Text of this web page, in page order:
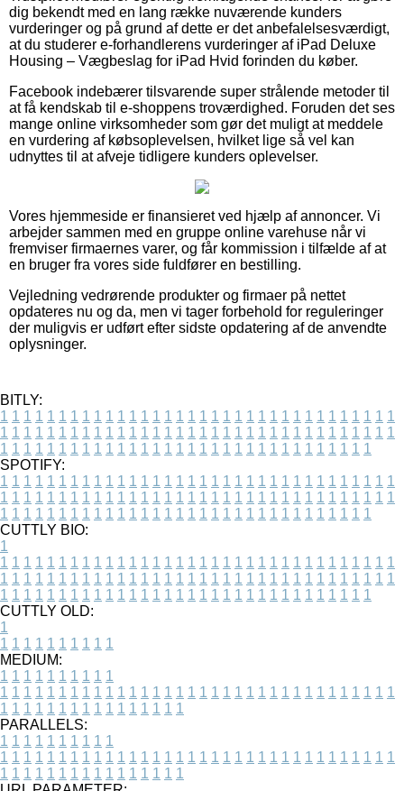
dig bekendt med en lang række nuværende kunders
vurderinger og på grund af dette er det anbefalelsesværdigt,
at du studerer e-forhandlerens vurderinger af iPad Deluxe
Housing – Vægbeslag for iPad Hvid forinden du køber.
Facebook indebærer tilsvarende super strålende metoder til
at få kendskab til e-shoppens troværdighed. Foruden det ses
mange online virksomheder som gør det muligt at meddele
en vurdering af købsoplevelsen, hvilket lige så vel kan
udnyttes til at afveje tidligere kunders oplevelser.
Vores hjemmeside er finansieret ved hjælp af annoncer. Vi
arbejder sammen med en gruppe online varehuse når vi
fremviser firmaernes varer, og får kommission i tilfælde af at
en bruger fra vores side fuldfører en bestilling.
Vejledning vedrørende produkter og firmaer på nettet
opdateres nu og da, men vi tager forbehold for reguleringer
der muligvis er udført efter sidste opdatering af de anvendte
oplysninger.
BITLY:
1 1 1 1 1 1 1 1 1 1 1 1 1 1 1 1 1 1 1 1 1 1 1 1 1 1 1 1 1 1 1 1 1 1
1 1 1 1 1 1 1 1 1 1 1 1 1 1 1 1 1 1 1 1 1 1 1 1 1 1 1 1 1 1 1 1 1 1
1 1 1 1 1 1 1 1 1 1 1 1 1 1 1 1 1 1 1 1 1 1 1 1 1 1 1 1 1 1 1 1
SPOTIFY:
1 1 1 1 1 1 1 1 1 1 1 1 1 1 1 1 1 1 1 1 1 1 1 1 1 1 1 1 1 1 1 1 1 1
1 1 1 1 1 1 1 1 1 1 1 1 1 1 1 1 1 1 1 1 1 1 1 1 1 1 1 1 1 1 1 1 1 1
1 1 1 1 1 1 1 1 1 1 1 1 1 1 1 1 1 1 1 1 1 1 1 1 1 1 1 1 1 1 1 1
CUTTLY BIO:
1
1 1 1 1 1 1 1 1 1 1 1 1 1 1 1 1 1 1 1 1 1 1 1 1 1 1 1 1 1 1 1 1 1 1
1 1 1 1 1 1 1 1 1 1 1 1 1 1 1 1 1 1 1 1 1 1 1 1 1 1 1 1 1 1 1 1 1 1
1 1 1 1 1 1 1 1 1 1 1 1 1 1 1 1 1 1 1 1 1 1 1 1 1 1 1 1 1 1 1 1
CUTTLY OLD:
1
1 1 1 1 1 1 1 1 1 1
MEDIUM:
1 1 1 1 1 1 1 1 1 1
1 1 1 1 1 1 1 1 1 1 1 1 1 1 1 1 1 1 1 1 1 1 1 1 1 1 1 1 1 1 1 1 1 1
1 1 1 1 1 1 1 1 1 1 1 1 1 1 1 1
PARALLELS:
1 1 1 1 1 1 1 1 1 1
1 1 1 1 1 1 1 1 1 1 1 1 1 1 1 1 1 1 1 1 1 1 1 1 1 1 1 1 1 1 1 1 1 1
1 1 1 1 1 1 1 1 1 1 1 1 1 1 1 1